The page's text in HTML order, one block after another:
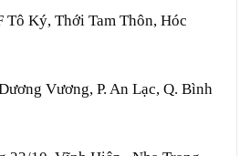
Tô Ký, Thới Tam Thôn, Hóc
Vương, P. An Lạc, Q. Bình